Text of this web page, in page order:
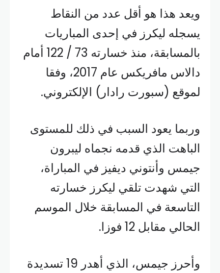
ويعد هذا هو أقل عدد من النقاط
يسجله ليكرز في إحدى المباريات
بالمسابقة، منذ خسارته 73 / 122 أمام
دالاس مافريكس عام 2017، وفقا
لموقع (سبورت رادار) الإلكتروني.
وربما يعود السبب في ذلك للمستوى
الباهت الذي قدمه نجماه ليبرون
جيمس وأنتوني ديفيز في المباراة،
التي شهدت تلقي ليكرز خسارته
التاسعة في المسابقة خلال الموسم
الحالي مقابل 12 فوزا.
وأحرز جيمس، الذي أهدر 19 تسديدة